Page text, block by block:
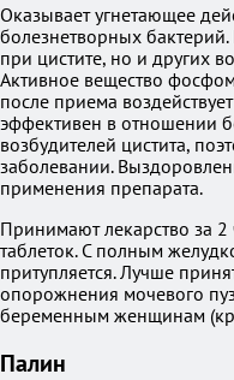
Оказывает угнетающее
болезнетворных
при цистите, но и других
Активное вещество
после приема
эффективен в отношении
возбудителей цистита,
заболевании.
применения препарата.
Принимают лекарство за
таблеток. С полным
притупляется. Лучше
опорожнения мочевого
беременным женщинам
Палин